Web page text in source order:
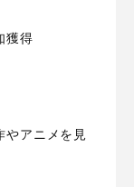
獲得
やアニメを見